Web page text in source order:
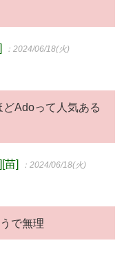
：2024/06/18(火)
Adoって人気ある
苗] ：2024/06/18(火)
で無理